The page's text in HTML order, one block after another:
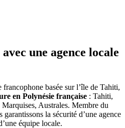
une agence locale
basée sur l’île de Tahiti,
en Polynésie française : Tahiti,
Australes. Membre du
la sécurité d’une agence
équipe locale.